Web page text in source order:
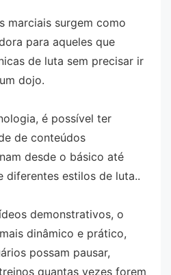
marciais surgem como
para aqueles que
de luta sem precisar ir
dojo.
é possível ter
de conteúdos
desde o básico até
diferentes estilos de luta..
demonstrativos, o
dinâmico e prático,
possam pausar,
quantas vezes forem